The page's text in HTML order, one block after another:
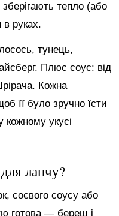
тепло (або
руках.
тунець,
Плюс соус: від
Кожна
її було зручно їсти
кожному укусі
ланчу?
соєвого соусу або
готова — береш і